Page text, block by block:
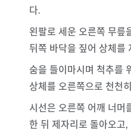
다.
왼팔로 세운 오른쪽 무릎
뒤쪽 바닥을 짚어 상체를
숨을 들이마시며 척추를
상체를 오른쪽으로 천천
시선은 오른쪽 어깨 너머
한 뒤 제자리로 돌아오고,